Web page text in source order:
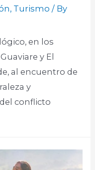
, Turismo / By
en los
y El
al encuentro de
y
conflicto